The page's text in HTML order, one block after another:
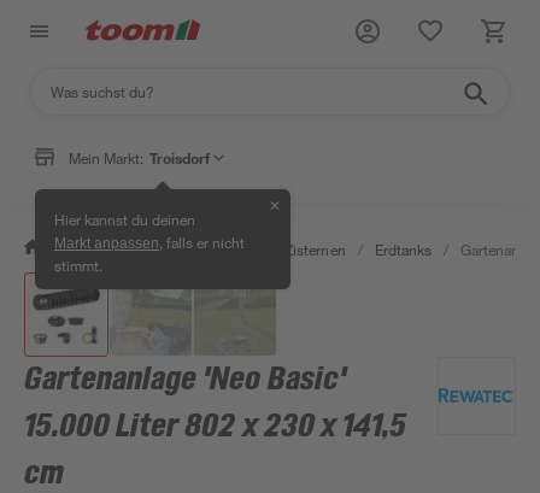
Mein Markt: Troisdorf
Hier kannst du deinen
Markt anpassen , falls er nicht
stimmt.
✕
/ Garten & Freizeit / Erdtanks & Zisternen / Erdtanks /
Gartenanlage 'Neo Basic'
15.000 Liter 802 x 230 x 141,5
cm